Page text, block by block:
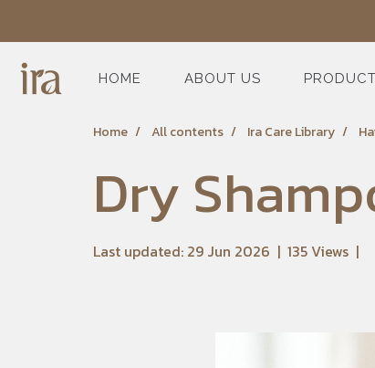
HOME ABOUT US
Home All contents Ira Care Library
Dry
Last updated: 29 Jun 2026 | 135 Views |